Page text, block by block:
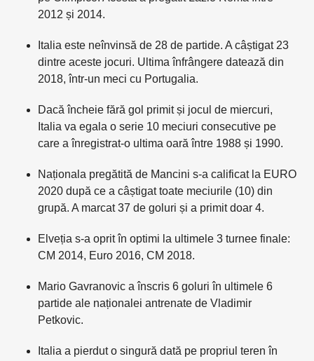
2012 și 2014.
Italia este neînvinsă de 28 de partide. A câștigat 23
dintre aceste jocuri. Ultima înfrângere datează din
2018, într-un meci cu Portugalia.
Dacă încheie fără gol primit și jocul de miercuri,
Italia va egala o serie 10 meciuri consecutive pe
care a înregistrat-o ultima oară între 1988 și 1990.
Naționala pregătită de Mancini s-a calificat la EURO
2020 după ce a câștigat toate meciurile (10) din
grupă. A marcat 37 de goluri și a primit doar 4.
Elveția s-a oprit în optimi la ultimele 3 turnee finale:
CM 2014, Euro 2016, CM 2018.
Mario Gavranovic a înscris 6 goluri în ultimele 6
partide ale naționalei antrenate de Vladimir
Petkovic.
Italia a pierdut o singură dată pe propriul teren în